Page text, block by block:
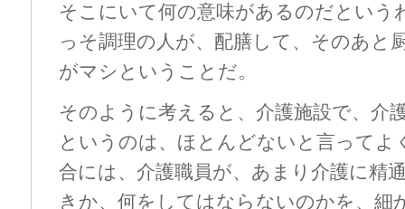
そこにいて何の意味があるのだという
っそ調理の人が、配膳して、そのあと
がマシということだ。
そのように考えると、介護施設で、介
というのは、ほとんどないと言ってよ
合には、介護職員が、あまり介護に精
きか、何をしてはならないのかを、細